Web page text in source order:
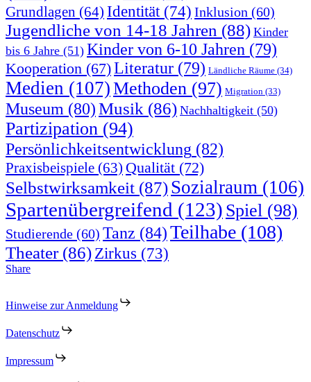
Grundlagen (64) Identität (74) Inklusion (60)
Jugendliche von 14-18 Jahren (88) Kinder
bis 6 Jahre (51) Kinder von 6-10 Jahren (79)
Kooperation (67)Literatur (79) Ländliche Räume (34)
Medien (107)Methoden (97) Migration (33)
Museum (80)Musik (86) Nachhaltigkeit (50)
Partizipation (94)
Persönlichkeitsentwicklung (82)
Praxisbeispiele (63) Qualität (72)
Selbstwirksamkeit (87)Sozialraum (106)
Spartenübergreifend (123) Spiel (98)
Studierende (60) Tanz (84)Teilhabe (108)
Theater(86) Zirkus (73)
Share
Hinweise zur Anmeldung
Datenschutz
Impressum